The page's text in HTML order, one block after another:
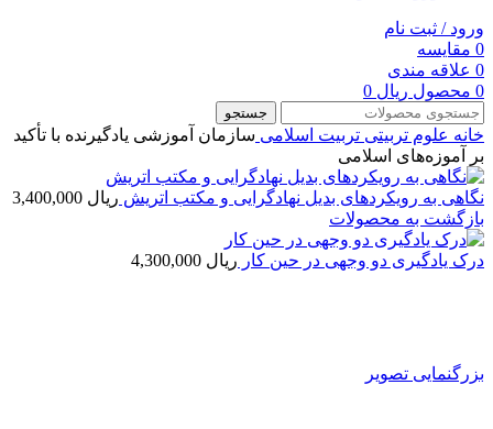
ورود / ثبت نام
0 مقایسه
0 علاقه مندی
0 محصول ریال
جستجو
خانه علوم تربیتی تربیت اسلامی سازمان آموزشی یادگیرنده با تأکید
بر آموزه‌های اسلامی
نگاهی به رویکردهای بدیل نهادگرایی و مکتب اتریش ریال
بازگشت به محصولات
درک یادگیری دو وجهی در حین کار ریال
بزرگنمایی تصویر